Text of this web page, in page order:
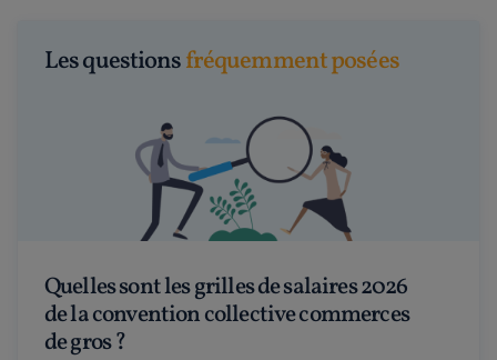
Les questionsfréquemment posées
Quelles sont les grilles de salaires 2026
de la convention collective commerces
de gros ?